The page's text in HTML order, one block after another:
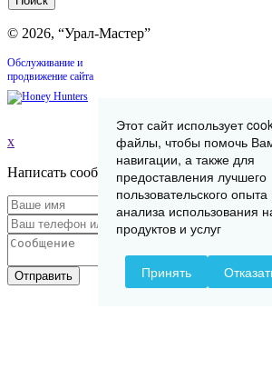
© 2026, “Урал-Мастер”
Обслуживание и
продвижение сайта
x
Написать сообщение
Отправить
Этот сайт использует
файлы, чтобы помочь
навигации, а также для
предоставления лучшего
пользовательского опыта
анализа использования
продуктов и услуг
Принять